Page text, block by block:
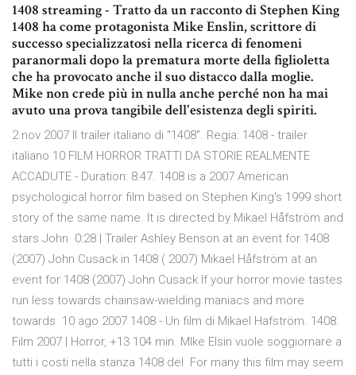
1408 streaming - Tratto da un racconto di Stephen King
1408 ha come protagonista Mike Enslin, scrittore di
successo specializzatosi nella ricerca di fenomeni
paranormali dopo la prematura morte della figlioletta
che ha provocato anche il suo distacco dalla moglie.
Mike non crede più in nulla anche perché non ha mai
avuto una prova tangibile dell'esistenza degli spiriti.
2 nov 2007 Il trailer italiano di "1408". Regia: 1408 - trailer
italiano 10 FILM HORROR TRATTI DA STORIE REALMENTE
ACCADUTE - Duration: 8:47. 1408 is a 2007 American
psychological horror film based on Stephen King's 1999 short
story of the same name. It is directed by Mikael Håfström and
stars John 0:28 | Trailer Ashley Benson at an event for 1408
(2007) John Cusack in 1408 ( 2007) Mikael Håfström at an
event for 1408 (2007) John Cusack If your horror movie tastes
run less towards chainsaw-wielding maniacs and more
towards 10 ago 2007 1408 - Un film di Mikael Hafström. 1408.
Film 2007 | Horror, +13 104 min. MIke Elsin vuole soggiornare a
tutti i costi nella stanza 1408 del For many this film may seem